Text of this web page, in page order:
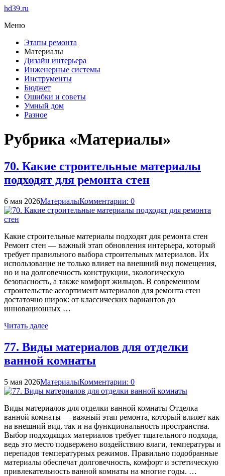
hd39.ru
Меню
Этапы ремонта
Материалы
Дизайн интерьера
Инженерные системы
Инструменты
Бюджет
Ошибки и советы
Умный дом
Разное
Рубрика «Материалы»
70. Какие строительные материалы
подходят для ремонта стен
6 мая 2026МатериалыКомментарии: 0
Какие строительные материалы подходят для ремонта стен
Ремонт стен — важный этап обновления интерьера, который
требует правильного выбора строительных материалов. Их
использование не только влияет на внешний вид помещения,
но и на долговечность конструкции, экологическую
безопасность, а также комфорт жильцов. В современном
строительстве ассортимент материалов для ремонта стен
достаточно широк: от классических вариантов до
инновационных …
Читать далее
77. Виды материалов для отделки
ванной комнаты
5 мая 2026МатериалыКомментарии: 0
Виды материалов для отделки ванной комнаты Отделка
ванной комнаты — важный этап ремонта, который влияет как
на внешний вид, так и на функциональность пространства.
Выбор подходящих материалов требует тщательного подхода,
ведь это место подвержено воздействию влаги, температуры и
перепадов температурных режимов. Правильно подобранные
материалы обеспечат долговечность, комфорт и эстетическую
привлекательность ванной комнаты на многие годы. …